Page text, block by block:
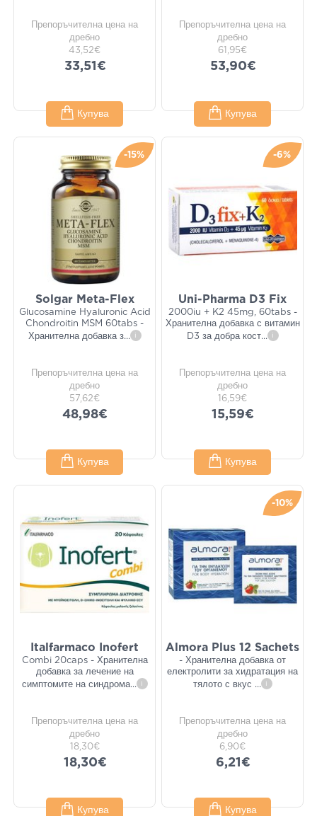
Препоръчителна цена на
дребно
43,52€
33,51€
Купува
Препоръчителна цена на
дребно
61,95€
53,90€
Купува
-15%
Solgar Meta-Flex
Glucosamine Hyaluronic Acid
Chondroitin MSM 60tabs -
Хранителна добавка з... i
Препоръчителна цена на
дребно
57,62€
48,98€
Купува
-6%
Uni-Pharma D3 Fix
2000iu + K2 45mg, 60tabs -
Хранителна добавка с витамин
D3 за добра кост... i
Препоръчителна цена на
дребно
16,59€
15,59€
Купува
Italfarmaco Inofert
Combi 20caps - Хранителна
добавка за лечение на
симптомите на синдрома... i
Препоръчителна цена на
дребно
18,30€
18,30€
Купува
-10%
Almora Plus 12 Sachets
- Хранителна добавка от
електролити за хидратация на
тялото с вкус ... i
Препоръчителна цена на
дребно
6,90€
6,21€
Купува